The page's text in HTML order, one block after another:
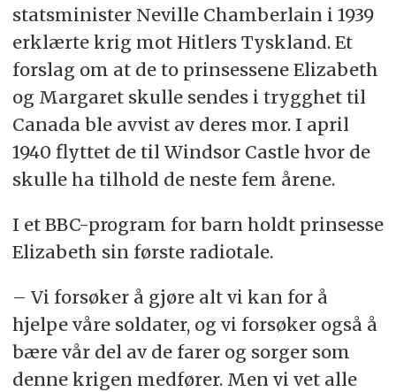
statsminister Neville Chamberlain i 1939
erklærte krig mot Hitlers Tyskland. Et
forslag om at de to prinsessene Elizabeth
og Margaret skulle sendes i trygghet til
Canada ble avvist av deres mor. I april
1940 flyttet de til Windsor Castle hvor de
skulle ha tilhold de neste fem årene.
I et BBC-program for barn holdt prinsesse
Elizabeth sin første radiotale.
– Vi forsøker å gjøre alt vi kan for å
hjelpe våre soldater, og vi forsøker også å
bære vår del av de farer og sorger som
denne krigen medfører. Men vi vet alle